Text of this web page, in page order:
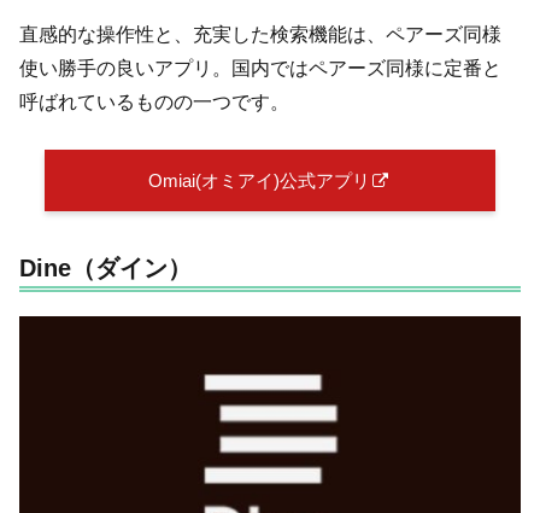
直感的な操作性と、充実した検索機能は、ペアーズ同様
使い勝手の良いアプリ。国内ではペアーズ同様に定番と
呼ばれているものの一つです。
Omiai(オミアイ)公式アプリ
Dine（ダイン）